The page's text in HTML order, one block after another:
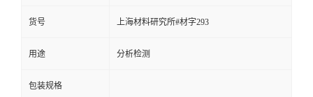
货号 上海材料研究所#材字293
用途 分析检测
包装规格